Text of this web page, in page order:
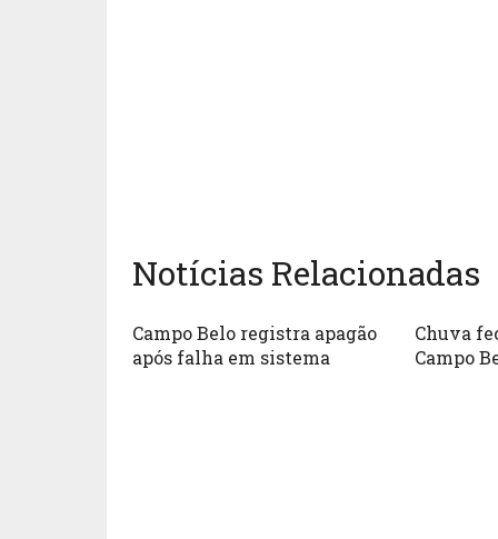
Notícias Relacionadas
Campo Belo registra apagão
após falha em sistema
Chuva
Campo